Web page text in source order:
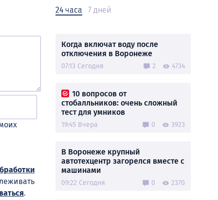
.
24 часа 7 дней
Когда включат воду после
отключения в Воронеже
07:13 Сегодня 2 4734
10 вопросов от
стобалльников: очень сложный
тест для умников
19:45 Вчера 0 3923
В Воронеже крупный
автотехцентр загорелся вместе с
машинами
09:22 Сегодня 0 2370